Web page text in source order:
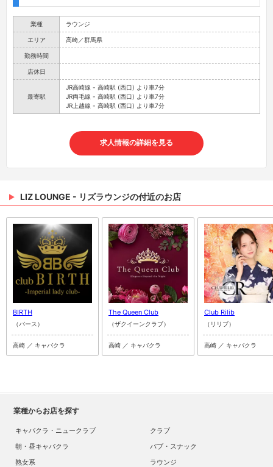
業種 ラウンジ
エリア 高崎／群馬県
勤務時間
店休日
最寄駅
JR高崎線 - 高崎駅 (西口) より車7分
JR両毛線 - 高崎駅 (西口) より車7分
JR上越線 - 高崎駅 (西口) より車7分
求人情報の詳細を見る
LIZ LOUNGE - リズラウンジの付近のお店
BIRTH
（バース）
高崎 ／ キャバクラ
The Queen Club
（ザクイーンクラブ）
高崎 ／ キャバクラ
Club Rilib
（リリブ）
高崎 ／ キャバクラ
業種からお店を探す
キャバクラ・ニュークラブ
クラブ
朝・昼キャバクラ
パブ・スナック
熟女系
ラウンジ